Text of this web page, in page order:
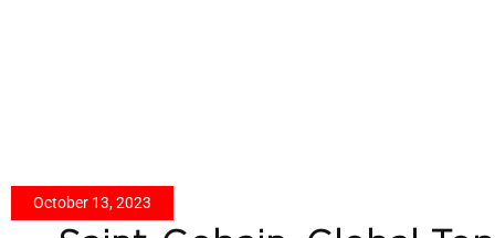
October 13, 2023